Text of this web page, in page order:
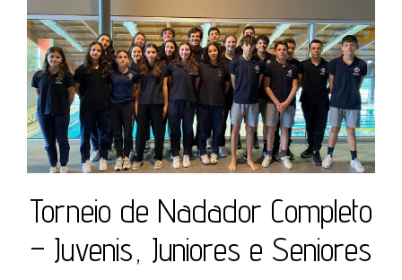
Torneio de Nadador Completo
– Juvenis, Juniores e Seniores